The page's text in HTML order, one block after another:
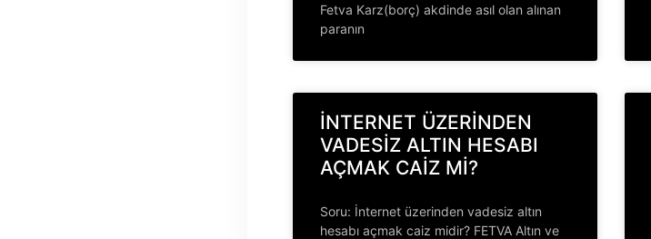
Fetva Karz(borç) akdinde asıl olan alınan
paranın
İNTERNET ÜZERİNDEN
VADESİZ ALTIN HESABI
AÇMAK CAİZ Mİ?
Soru: İnternet üzerinden vadesiz altın
hesabı açmak caiz midir? FETVA Altın ve